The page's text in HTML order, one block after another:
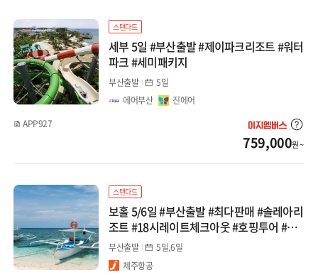
대마도
선박(부관/카멜)
중국
청도
북경/태항산
상해/항저우
스탠다드
세부 5일 #부산출발 #제이파크리조트 #워터
파크 #세미패키지
부산출발
5일
에어부산
진에어
APP927
759,000원 ~
스탠다드
보홀 5/6일 #부산출발 #최다판매 #솔레아리
조트 #18시레이트체크아웃 #호핑투어 #발
리카삭 #돌핀왓칭 #데이투어
부산출발
5일,6일
제주항공